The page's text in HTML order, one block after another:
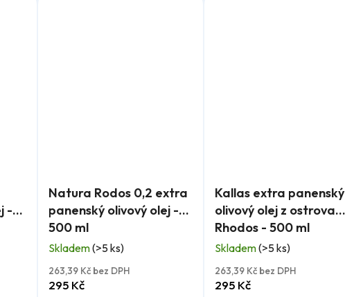
-
hodnocení
produktu
je
4,8
z
5
Natura Rodos 0,2 extra
panenský olivový olej -
500 ml
Skladem(>5 ks)
263,39 Kč bez DPH
295 Kč
hodnocení
produktu
je
5,0
z
5
Kallas extra panenský
olivový olej z ostrova
Rhodos - 500 ml
Skladem(>5 ks)
263,39 Kč bez DPH
295 Kč